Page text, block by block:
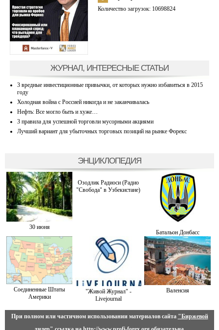
Количество загрузок: 10698824
ЖУРНАЛ, ИНТЕРЕСНЫЕ СТАТЬИ
3 вредные инвестиционные привычки, от которых нужно избавиться в 2015
году
Холодная война с Россией никогда и не заканчивалась
Нефть: Все могло быть и хуже…
3 правила для успешной торговли мусорными акциями
Лучший вариант для убыточных торговых позиций на рынке Форекс
ЭНЦИКЛОПЕДИЯ
30 июня
Озодлик Радиоси (Радио
"Свобода" в Узбекистане)
Батальон Донбасс
Соединенные Штаты
Америки
"Живой Журнал" -
Livejournal
Валенсия
При полном или частичном использовании материалов сайта "Биржевой